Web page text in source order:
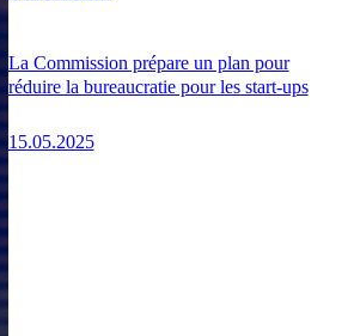
La Commission prépare un plan pour
réduire la bureaucratie pour les start-ups
15.05.2025